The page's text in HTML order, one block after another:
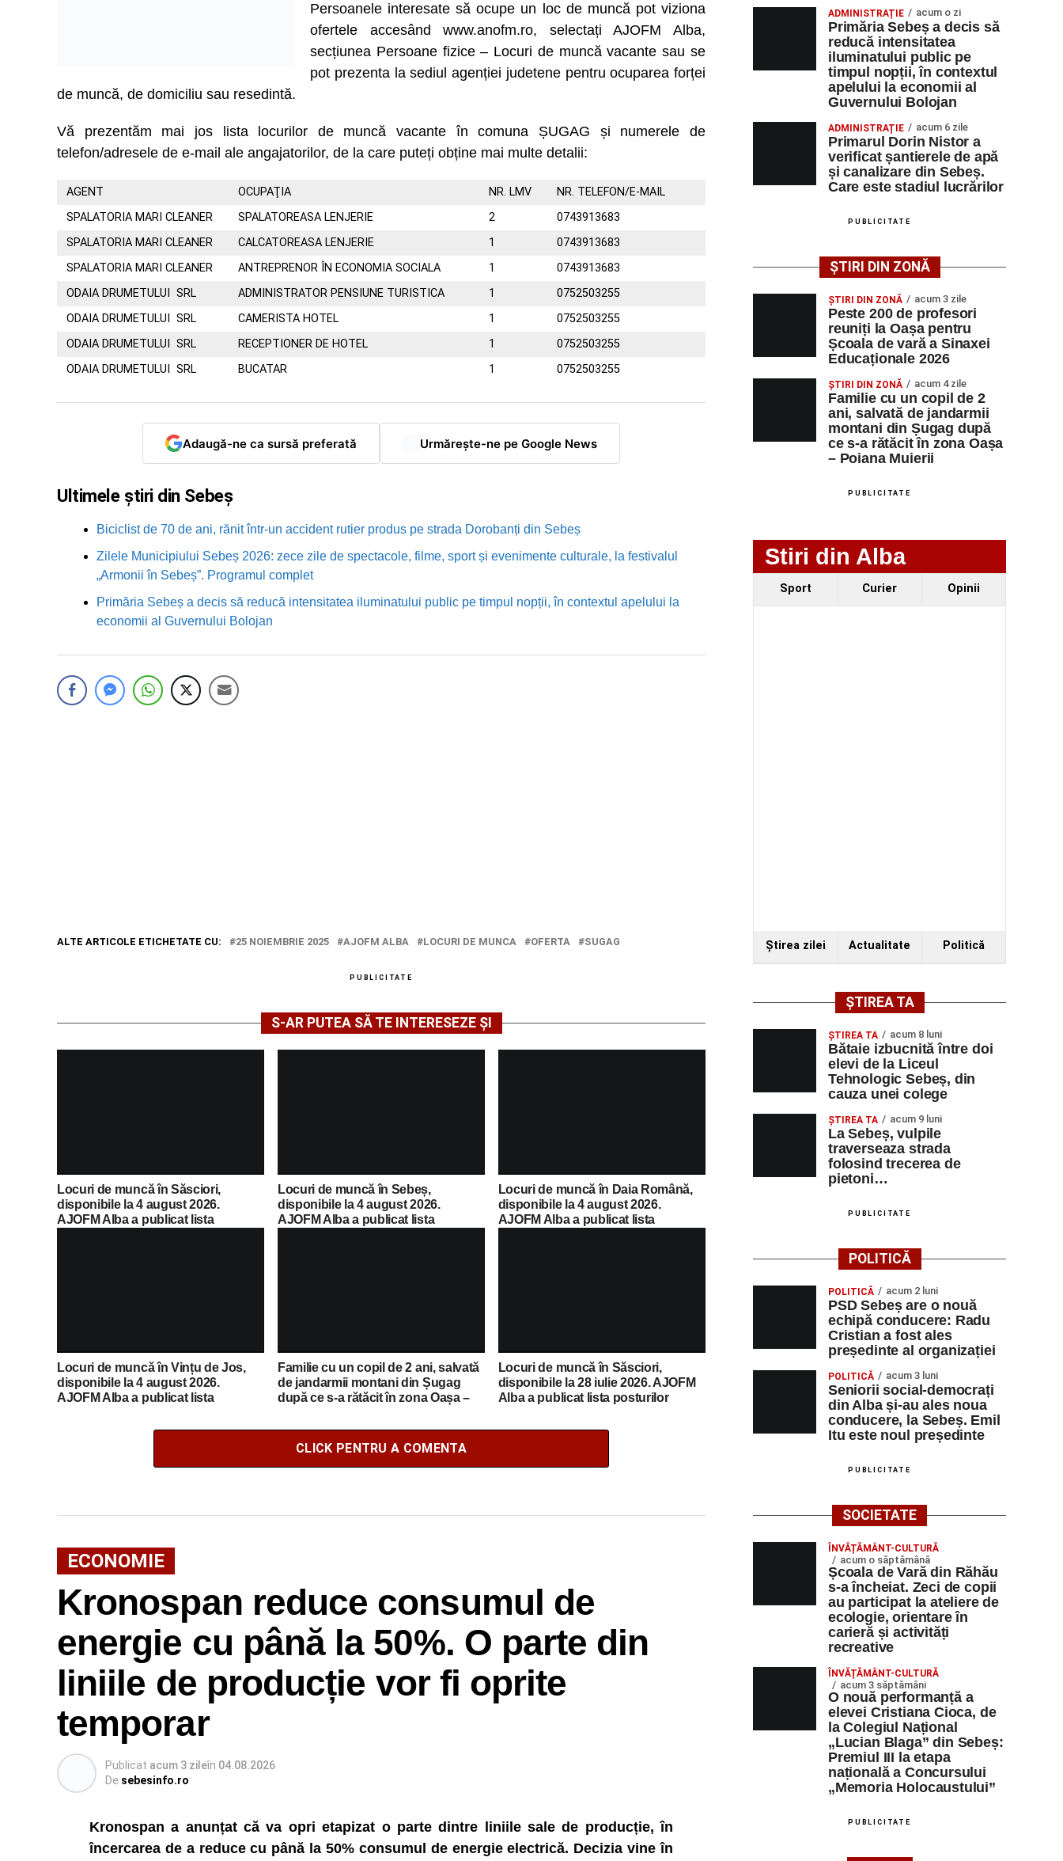
Persoanele interesate să ocupe un loc de muncă pot viziona
ofertele accesând www.anofm.ro, selectați AJOFM Alba,
secțiunea Persoane fizice – Locuri de muncă vacante sau se
pot prezenta la sediul agenției judetene pentru ocuparea forței
de muncă, de domiciliu sau resedintă.
Vă prezentăm mai jos lista locurilor de muncă vacante în comuna ȘUGAG și numerele de
telefon/adresele de e-mail ale angajatorilor, de la care puteți obține mai multe detalii:
AGENT OCUPAŢIA NR. LMV
NR. TELEFON/E-MAIL
SPALATORIA MARI CLEANER
SPALATOREASA LENJERIE 2
0743913683
SPALATORIA MARI CLEANER
CALCATOREASA LENJERIE 1
0743913683
SPALATORIA MARI CLEANER
ANTREPRENOR ÎN ECONOMIA SOCIALA 1
0743913683
ODAIA DRUMETULUI SRL
ADMINISTRATOR PENSIUNE TURISTICA 1
0752503255
ODAIA DRUMETULUI SRL
CAMERISTA HOTEL 1
0752503255
ODAIA DRUMETULUI SRL
RECEPTIONER DE HOTEL 1
0752503255
ODAIA DRUMETULUI SRL
BUCATAR 1 0752503255
Adaugă-ne ca sursă preferată Urmărește-ne pe Google News
Ultimele știri din Sebeș
Biciclist de 70 de ani, rănit într-un accident rutier produs pe strada Dorobanți din Sebeș
Zilele Municipiului Sebeș 2026: zece zile de spectacole, filme, sport și evenimente culturale, la festivalul
„Armonii în Sebeș”. Programul complet
Primăria Sebeș a decis să reducă intensitatea iluminatului public pe timpul nopții, în contextul apelului la
economii al Guvernului Bolojan
ALTE ARTICOLE ETICHETATE CU: 25 NOIEMBRIE 2025 AJOFM ALBA LOCURI DE MUNCA OFERTA SUGAG
PUBLICITATE
S-AR PUTEA SĂ TE INTERESEZE ȘI
Locuri de muncă în Săsciori,
disponibile la 4 august 2026.
AJOFM Alba a publicat lista
Locuri de muncă în Sebeș,
disponibile la 4 august 2026.
AJOFM Alba a publicat lista
Locuri de muncă în Daia Română,
disponibile la 4 august 2026.
AJOFM Alba a publicat lista
Locuri de muncă în Vințu de Jos,
disponibile la 4 august 2026.
AJOFM Alba a publicat lista
Familie cu un copil de 2 ani, salvată
de jandarmii montani din Șugag
după ce s-a rătăcit în zona Oașa –
Locuri de muncă în Săsciori,
disponibile la 28 iulie 2026. AJOFM
Alba a publicat lista posturilor
CLICK PENTRU A COMENTA
ECONOMIE
Kronospan reduce consumul de
energie cu până la 50%. O parte din
liniile de producție vor fi oprite
temporar
Publicat acum 3 zileîn 04.08.2026
De sebesinfo.ro
Kronospan a anunțat că va opri etapizat o parte dintre liniile sale de producție, în
încercarea de a reduce cu până la 50% consumul de energie electrică. Decizia vine în
ADMINISTRAȚIE acum o zi
Primăria Sebeș a decis să
reducă intensitatea
iluminatului public pe
timpul nopții, în contextul
apelului la economii al
Guvernului Bolojan
ADMINISTRAȚIE acum 6 zile
Primarul Dorin Nistor a
verificat șantierele de apă
și canalizare din Sebeș.
Care este stadiul lucrărilor
PUBLICITATE
ȘTIRI DIN ZONĂ
ȘTIRI DIN ZONĂ acum 3 zile
Peste 200 de profesori
reuniți la Oașa pentru
Școala de vară a Sinaxei
Educaționale 2026
ȘTIRI DIN ZONĂ acum 4 zile
Familie cu un copil de 2
ani, salvată de jandarmii
montani din Șugag după
ce s-a rătăcit în zona Oașa
– Poiana Muierii
PUBLICITATE
Stiri din Alba
Sport Curier Opinii
Ştirea zilei Actualitate Politică
ȘTIREA TA
ŞTIREA TA acum 8 luni
Bătaie izbucnită între doi
elevi de la Liceul
Tehnologic Sebeș, din
cauza unei colege
ŞTIREA TA acum 9 luni
La Sebeș, vulpile
traverseaza strada
folosind trecerea de
pietoni…
PUBLICITATE
POLITICĂ
POLITICĂ acum 2 luni
PSD Sebeș are o nouă
echipă conducere: Radu
Cristian a fost ales
președinte al organizației
POLITICĂ acum 3 luni
Seniorii social-democrați
din Alba și-au ales noua
conducere, la Sebeș. Emil
Itu este noul președinte
PUBLICITATE
SOCIETATE
ÎNVĂȚĂMÂNT-CULTURĂ
acum o săptămână
Școala de Vară din Răhău
s-a încheiat. Zeci de copii
au participat la ateliere de
ecologie, orientare în
carieră și activități
recreative
ÎNVĂȚĂMÂNT-CULTURĂ
acum 3 săptămâni
O nouă performanță a
elevei Cristiana Cioca, de
la Colegiul Național
„Lucian Blaga” din Sebeș:
Premiul III la etapa
națională a Concursului
„Memoria Holocaustului”
PUBLICITATE